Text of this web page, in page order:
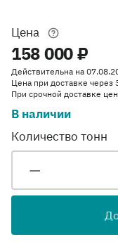
Цена
158 000 ₽
Действительна на
Цена при доставке через
При срочной доставке
В наличии
Количество тонн